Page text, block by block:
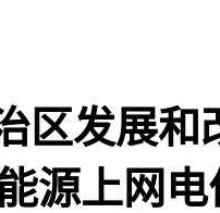
区发展
源上网